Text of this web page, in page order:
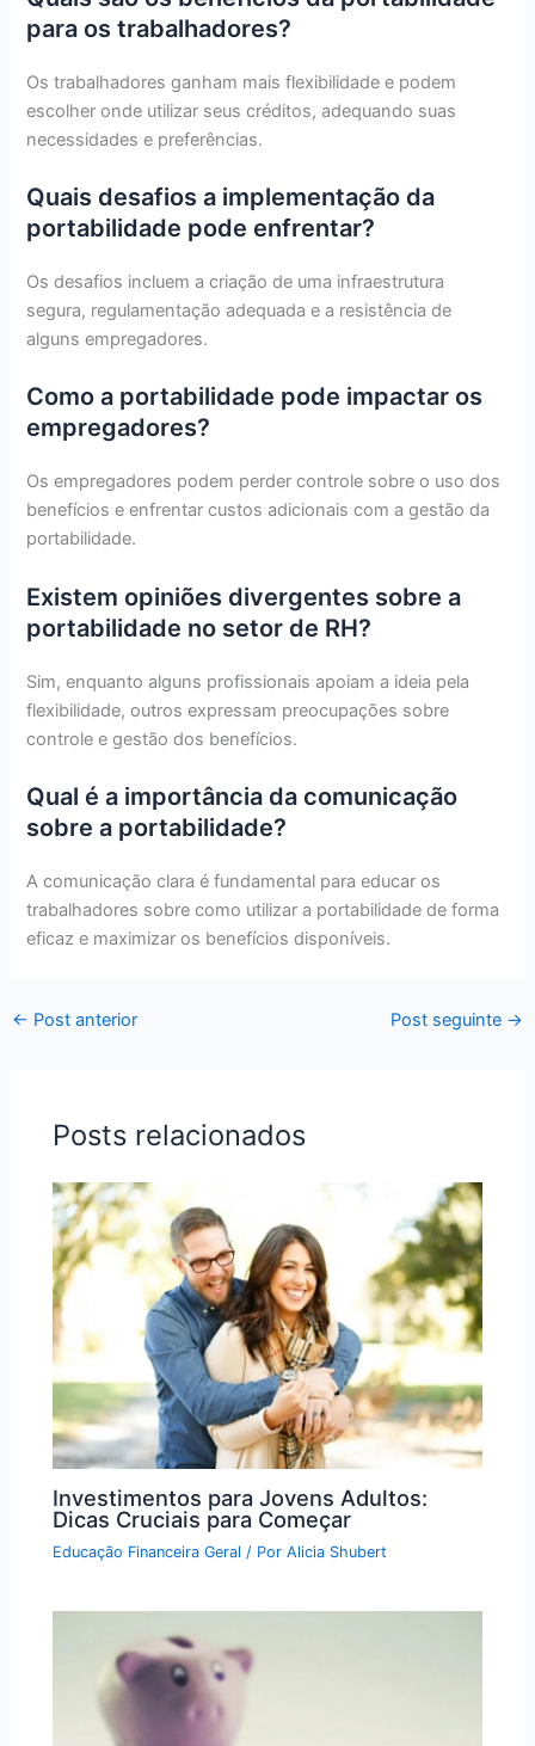
para os trabalhadores?
Os trabalhadores ganham mais flexibilidade e podem
escolher onde utilizar seus créditos, adequando suas
necessidades e preferências.
Quais desafios a implementação da
portabilidade pode enfrentar?
Os desafios incluem a criação de uma infraestrutura
segura, regulamentação adequada e a resistência de
alguns empregadores.
Como a portabilidade pode impactar os
empregadores?
Os empregadores podem perder controle sobre o uso dos
benefícios e enfrentar custos adicionais com a gestão da
portabilidade.
Existem opiniões divergentes sobre a
portabilidade no setor de RH?
Sim, enquanto alguns profissionais apoiam a ideia pela
flexibilidade, outros expressam preocupações sobre
controle e gestão dos benefícios.
Qual é a importância da comunicação
sobre a portabilidade?
A comunicação clara é fundamental para educar os
trabalhadores sobre como utilizar a portabilidade de forma
eficaz e maximizar os benefícios disponíveis.
← Post anterior Post seguinte →
Posts relacionados
Investimentos para Jovens Adultos:
Dicas Cruciais para Começar
Educação Financeira Geral / PorAlicia Shubert